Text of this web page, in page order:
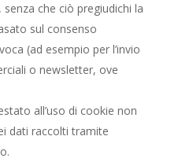
che ciò pregiudichi la
sul consenso
(ad esempio per l’invio
o newsletter, ove
all’uso di cookie non
dati raccolti tramite